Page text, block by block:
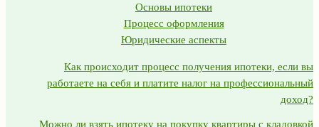
Основы ипотеки
Процесс оформления
Юридические аспекты
Как происходит процесс получения ипотеки, если вы
работаете на себя и платите налог на профессиональный
доход?
Можно ли взять ипотеку на покупку квартиры с кладовкой